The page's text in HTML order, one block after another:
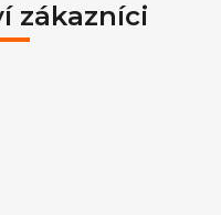
zákazníci